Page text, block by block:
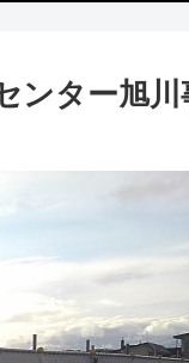
ンター旭